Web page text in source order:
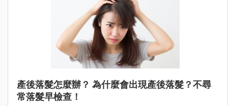
產後落髮怎麼辦？ 為什麼會出現產後落髮？不尋
常落髮早檢查！